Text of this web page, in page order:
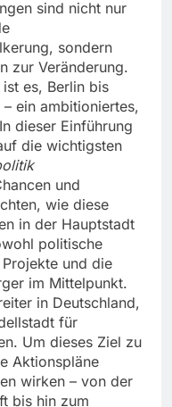
sind nicht nur
sondern
zur Veränderung.
es, Berlin bis
ein ambitioniertes,
dieser Einführung
die wichtigsten
und
wie diese
in der Hauptstadt
politische
und die
im Mittelpunkt.
in Deutschland,
für
Um dieses Ziel zu
Aktionspläne
wirken – von der
bis hin zum